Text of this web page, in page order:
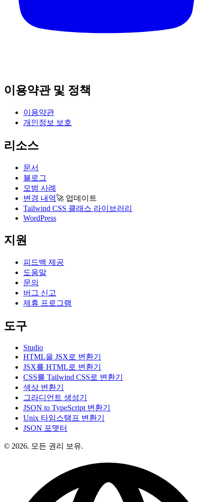
이용약관 및 정책
이용약관
개인정보 보호
리소스
문서
블로그
모범 사례
변경 내역🚀 업데이트
Tailwind CSS 클래스 라이브러리
WordPress
지원
피드백 제공
도움말
문의
버그 신고
제휴 프로그램
도구
Studio
HTML을 JSX로 변환기
JSX를 HTML로 변환기
CSS를 Tailwind CSS로 변환기
색상 변환기
그라디언트 생성기
JSON to TypeScript 변환기
Unix 타임스탬프 변환기
JSON 포맷터
© 2026. 모든 권리 보유.